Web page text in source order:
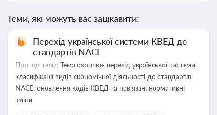
Теми, які можуть вас зацікавити:
Перехід української системи КВЕД до
стандартів NACE
Про що тема: Тема охоплює перехід української системи
класифікації видів економічної діяльності до стандартів
NACE, оновлення кодів КВЕД та пов'язані нормативні
зміни